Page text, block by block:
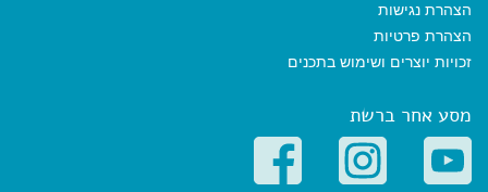
הצהרת נגישות
הצהרת פרטיות
זכויות יוצרים ושימוש בתכנים
מסע אחר ברשת